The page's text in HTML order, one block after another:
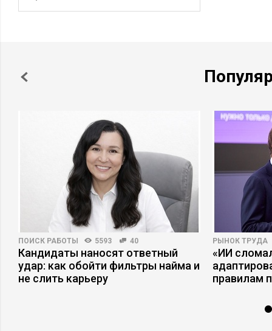
ПОИСК РАБОТЫ 5593 40
Кандидаты наносят ответный
удар: как обойти фильтры найма и
не слить карьеру
РЫНОК ТРУДА
«ИИ
правилам